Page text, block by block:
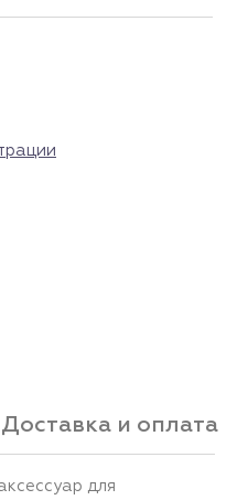
Доставка и оплата
для